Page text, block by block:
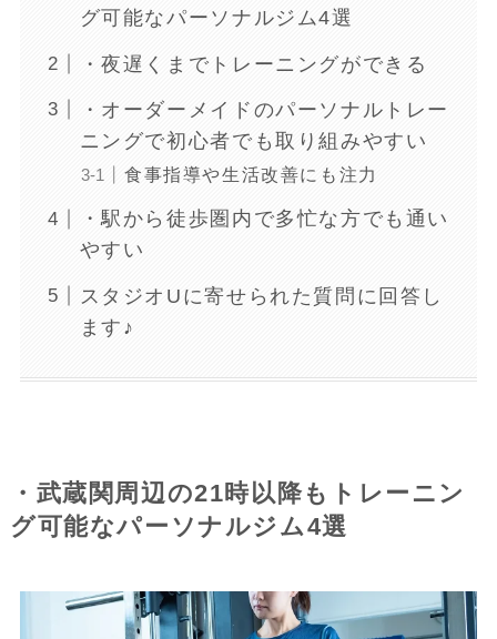
グ可能なパーソナルジム4選
・夜遅くまでトレーニングができる
・オーダーメイドのパーソナルトレー
ニングで初心者でも取り組みやすい
食事指導や生活改善にも注力
・駅から徒歩圏内で多忙な方でも通い
やすい
スタジオUに寄せられた質問に回答し
ます♪
・武蔵関周辺の21時以降もトレーニン
グ可能なパーソナルジム4選